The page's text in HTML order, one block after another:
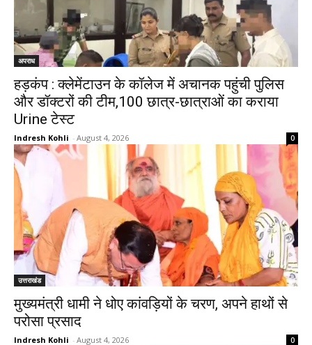
अपराध
हड़कंप : क्लेमेंटाउन के कॉलेज में अचानक पहुंची पुलिस
और डॉक्टरों की टीम,100 छात्र-छात्राओं का कराया
Urine टेस्ट
Indresh Kohli - August 4, 2026 0
उत्तराखंड
मुख्यमंत्री धामी ने धोए कांवड़ियों के चरण, अपने हाथों से
परोसा प्रसाद
Indresh Kohli - August 4, 2026 0